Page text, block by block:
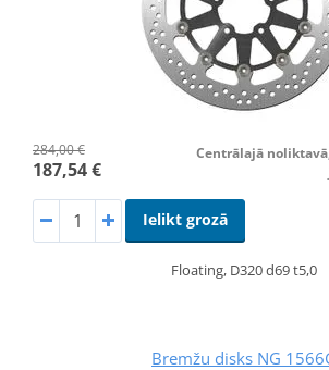
284,00 €
187,54 €
Centrālajā
Ielikt grozā
Floating, D320 d69 t5,0
Bremžu disks NG